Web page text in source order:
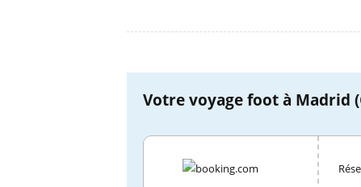
Votre voyage foot à Madrid